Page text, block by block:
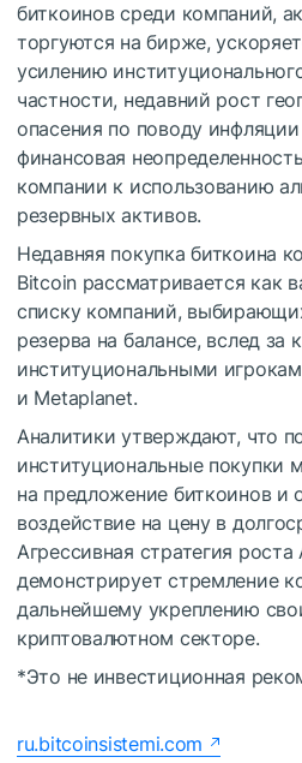
биткоинов среди компаний,
торгуются на бирже,
усилению
частности, недавний рост
опасения по поводу инфляции
финансовая
компании к использованию
резервных активов.
Недавняя покупка биткоина
Bitcoin рассматривается как
списку компаний,
резерва на балансе, вслед за
институциональными
и Metaplanet.
Аналитики утверждают, что
институциональные покупки
на предложение биткоинов и
воздействие на цену в
Агрессивная стратегия
демонстрирует стремление
дальнейшему укреплению
криптовалютном секторе.
*Это не инвестиционная
ru.bitcoinsistemi.com